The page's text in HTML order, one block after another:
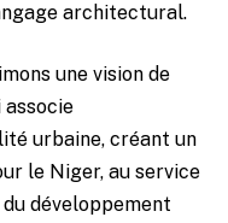
architectural.
une vision de
urbaine, créant un
le Niger, au service
développement